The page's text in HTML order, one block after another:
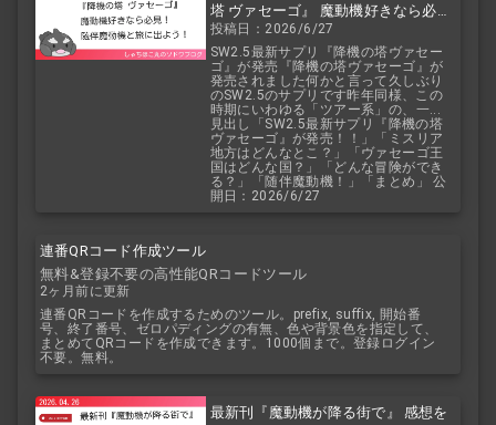
塔 ヴァセーゴ』 魔動機好きなら必
見！ 随伴魔動機と旅に出よう！
投稿日：2026/6/27
SW2.5最新サプリ『降機の塔ヴァセー
ゴ』が発売『降機の塔ヴァセーゴ』が
発売されました何かと言って久しぶり
のSW2.5のサプリです昨年同様、この
時期にいわゆる「ツアー系」の、一...
見出し「SW2.5最新サプリ『降機の塔
ヴァセーゴ』が発売！！」「ミスリア
地方はどんなとこ？」「ヴァセーゴ王
国はどんな国？」「どんな冒険ができ
る？」「随伴魔動機！」「まとめ」 公
開日：2026/6/27
連番QRコード作成ツール
無料&登録不要の高性能QRコードツール
2ヶ月前に更新
連番QRコードを作成するためのツール。prefix, suffix, 開始番
号、終了番号、ゼロパディングの有無、色や背景色を指定して、
まとめてQRコードを作成できます。1000個まで。登録ログイン
不要。無料。
最新刊『魔動機が降る街で』 感想を